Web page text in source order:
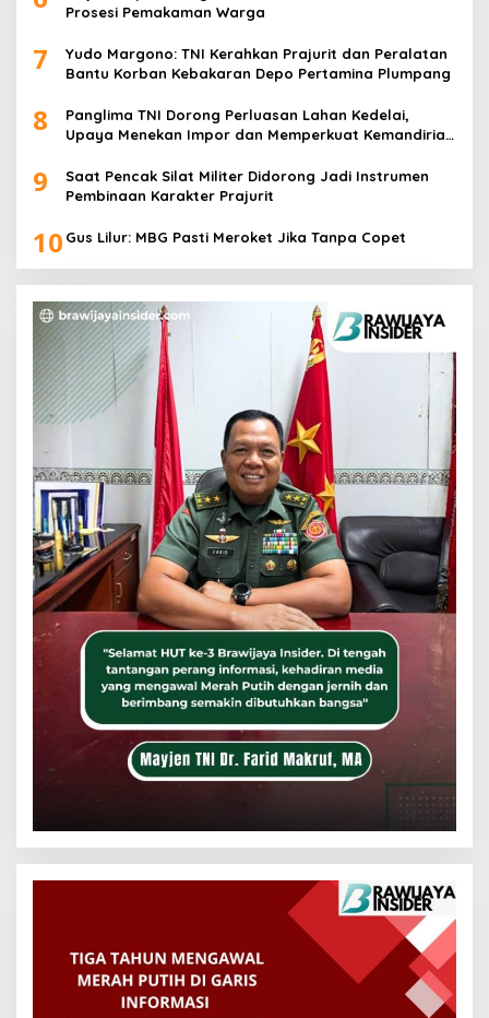
Prosesi Pemakaman Warga
7
Yudo Margono: TNI Kerahkan Prajurit dan Peralatan
Bantu Korban Kebakaran Depo Pertamina Plumpang
8
Panglima TNI Dorong Perluasan Lahan Kedelai,
Upaya Menekan Impor dan Memperkuat Kemandirian
9
Saat Pencak Silat Militer Didorong Jadi Instrumen
Pembinaan Karakter Prajurit
10 Gus Lilur: MBG Pasti Meroket Jika Tanpa Copet